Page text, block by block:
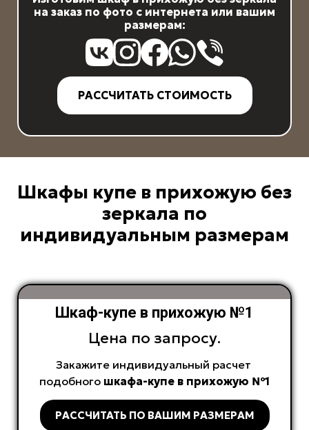
на заказ по фото с интернета или вашим
размерам:
РАССЧИТАТЬ СТОИМОСТЬ
Шкафы купе в прихожую без
зеркала по
индивидуальным размерам
Шкаф-купе в прихожую №1
Цена по запросу.
Закажите индивидуальный расчет
подобного шкафа-купе в прихожую №1
РАССЧИТАТЬ ПО ВАШИМ РАЗМЕРАМ